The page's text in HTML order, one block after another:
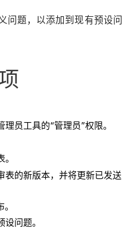
问题，以添加到现有预设问
员工具的“管理员”权限。
表的新版本，并将更新已发送
问题。